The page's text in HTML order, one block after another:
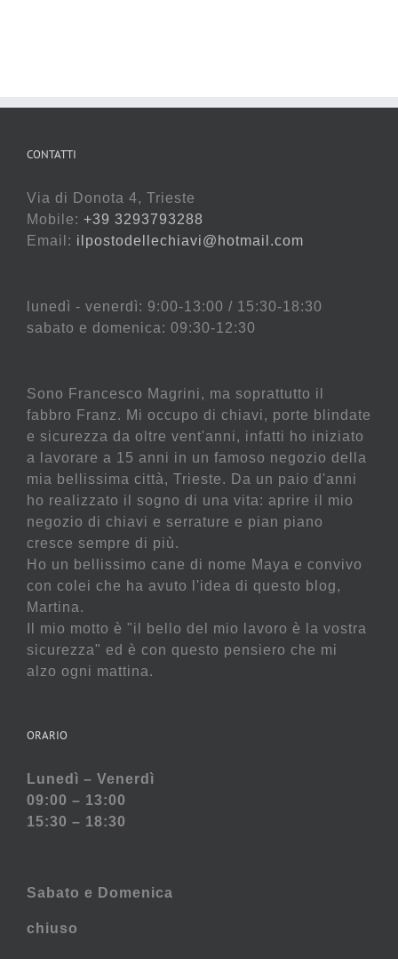
CONTATTI
Via di Donota 4, Trieste
Mobile: +39 3293793288
Email: ilpostodellechiavi@hotmail.com
lunedì - venerdì: 9:00-13:00 / 15:30-18:30
sabato e domenica: 09:30-12:30
Sono Francesco Magrini, ma soprattutto il
fabbro Franz. Mi occupo di chiavi, porte blindate
e sicurezza da oltre vent'anni, infatti ho iniziato
a lavorare a 15 anni in un famoso negozio della
mia bellissima città, Trieste. Da un paio d'anni
ho realizzato il sogno di una vita: aprire il mio
negozio di chiavi e serrature e pian piano
cresce sempre di più.
Ho un bellissimo cane di nome Maya e convivo
con colei che ha avuto l'idea di questo blog,
Martina.
Il mio motto è "il bello del mio lavoro è la vostra
sicurezza" ed è con questo pensiero che mi
alzo ogni mattina.
ORARIO
Lunedì – Venerdì
09:00 – 13:00
15:30 – 18:30
Sabato e Domenica
chiuso